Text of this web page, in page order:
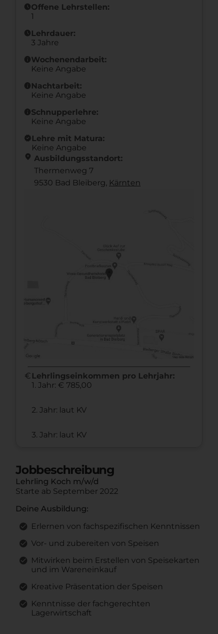
scheduleOffene Lehrstellen:
1
scheduleLehrdauer:
3 Jahre
infoWochenendarbeit:
Keine Angabe
infoNachtarbeit:
Keine Angabe
infoSchnupperlehre:
Keine Angabe
new_releasesLehre mit Matura:
Keine Angabe
location_on Ausbildungsstandort:
Thermenweg 7
9530 Bad Bleiberg, Kärnten
euro Lehrlingseinkommen pro Lehrjahr:
1. Jahr: € 785,00
2. Jahr: laut KV
3. Jahr: laut KV
Jobbeschreibung
Lehrling Koch m/w/d
Starte ab September 2022
Deine Ausbildung:
Erlernen von fachspezifischen Kenntnissen
Vor- und zubereiten von Speisen
Mitwirken beim Erstellen von Speisekarten
und im Wareneinkauf
Kreative Präsentation der Speisen
Kenntnisse der fachgerechten
Lagerwirtschaft